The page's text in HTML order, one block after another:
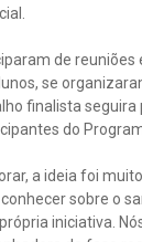
de
se
finalista
do
a ideia foi
sobre o
iniciativa.